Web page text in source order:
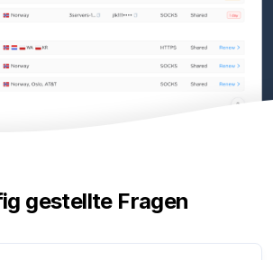
gestellte Fragen